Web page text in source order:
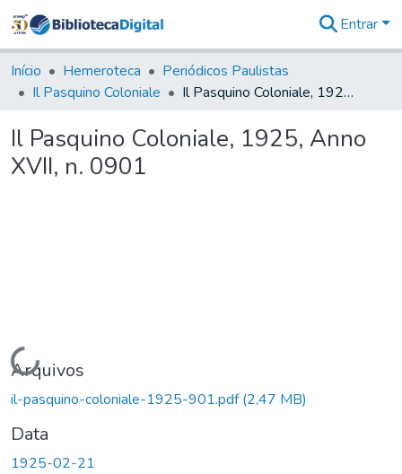
&
Coleções
Tudo na
Digital
Entrar
Início Hemeroteca
Periódicos Paulistas
Il Pasquino Coloniale
Il Pasquino Coloniale, 1925, Anno XVII, n. 0901
Il Pasquino Coloniale, 1925, Anno
XVII, n. 0901
Carregando...
Arquivos
il-pasquino-coloniale-1925-901.pdf(2,47 MB)
Data
1925-02-21